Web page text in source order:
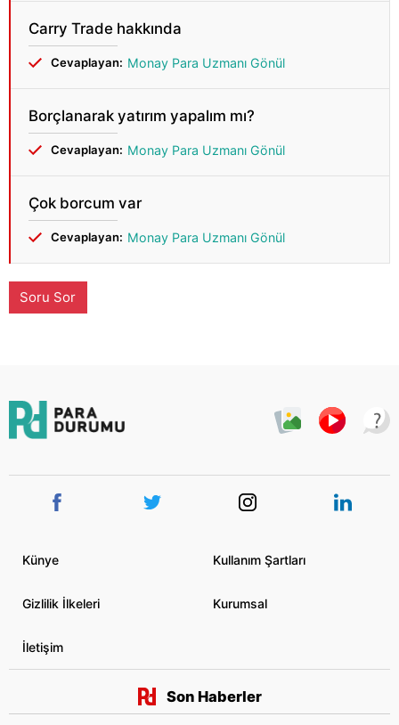
Carry Trade hakkında
Cevaplayan: Monay Para Uzmanı Gönül
Borçlanarak yatırım yapalım mı?
Cevaplayan: Monay Para Uzmanı Gönül
Çok borcum var
Cevaplayan: Monay Para Uzmanı Gönül
Soru Sor
Künye Kullanım Şartları
Gizlilik İlkeleri Kurumsal
İletişim
Son Haberler